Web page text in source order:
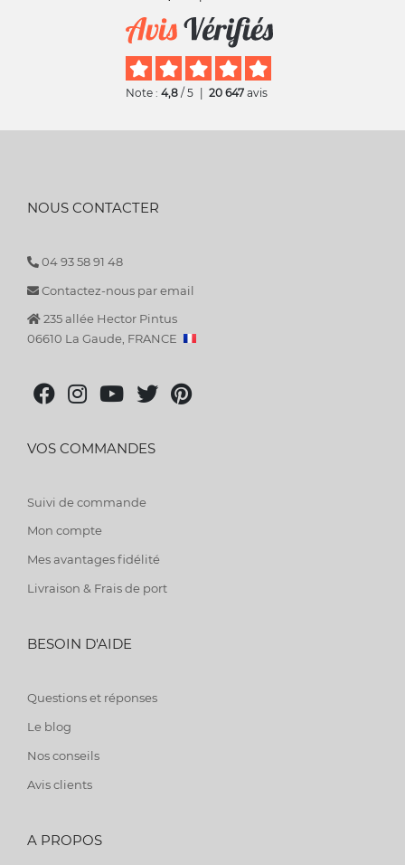
Note : 4,8 / 5 20 647 avis
NOUS CONTACTER
04 93 58 91 48
Contactez-nous par email
235 allée Hector Pintus
06610 La Gaude, FRANCE
VOS COMMANDES
Suivi de commande
Mon compte
Mes avantages fidélité
Livraison & Frais de port
BESOIN D'AIDE
Questions et réponses
Le blog
Nos conseils
Avis clients
A PROPOS